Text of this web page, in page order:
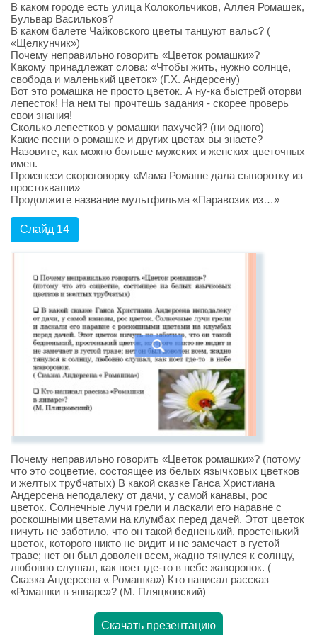
В каком городе есть улица Колокольчиков, Аллея Ромашек,
Бульвар Васильков?
В каком балете Чайковского цветы танцуют вальс? (
«Щелкунчик»)
Почему неправильно говорить «Цветок ромашки»?
Какому принадлежат слова: «Чтобы жить, нужно солнце,
свобода и маленький цветок» (Г.Х. Андерсену)
Вот это ромашка не просто цветок. А ну-ка быстрей оторви
лепесток! На нем ты прочтешь задания - скорее проверь
свои знания!
Сколько лепестков у ромашки пахучей? (ни одного)
Какие песни о ромашке и других цветах вы знаете?
Назовите, как можно больше мужских и женских цветочных
имен.
Произнеси скороговорку «Мама Ромаше дала сыворотку из
простокваши»
Продолжите название мультфильма «Паравозик из…»
Слайд 14
Почему неправильно говорить «Цветок ромашки»? (потому
что это соцветие, состоящее из белых язычковых цветков
и желтых трубчатых) В какой сказке Ганса Христиана
Андерсена неподалеку от дачи, у самой канавы, рос
цветок. Солнечные лучи грели и ласкали его наравне с
роскошными цветами на клумбах перед дачей. Этот цветок
ничуть не заботило, что он такой бедненький, простенький
цветок, которого никто не видит и не замечает в густой
траве; нет он был доволен всем, жадно тянулся к солнцу,
любовно слушал, как поет где-то в небе жаворонок. (
Сказка Андерсена « Ромашка») Кто написал рассказ
«Ромашки в январе»? (М. Пляцковский)
Скачать презентацию